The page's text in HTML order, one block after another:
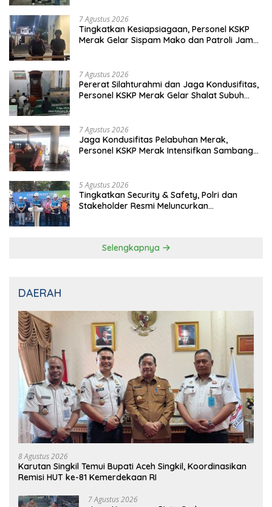
7 Agustus 2026
Tingkatkan Kesiapsiagaan, Personel KSKP
Merak Gelar Sispam Mako dan Patroli Jam
7 Agustus 2026
Pererat Silahturahmi dan Jaga Kondusifitas,
Personel KSKP Merak Gelar Shalat Subuh
7 Agustus 2026
Jaga Kondusifitas Pelabuhan Merak,
Personel KSKP Merak Intensifkan Sambang
5 Agustus 2026
Tingkatkan Security & Safety, Polri dan
Stakeholder Resmi Meluncurkan
Selengkapnya
DAERAH
8 Agustus 2026
Karutan Singkil Temui Bupati Aceh Singkil, Koordinasikan
Remisi HUT ke-81 Kemerdekaan RI
7 Agustus 2026